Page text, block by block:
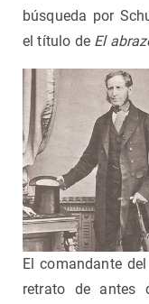
búsqueda por
el título de El
El comandante
retrato de antes